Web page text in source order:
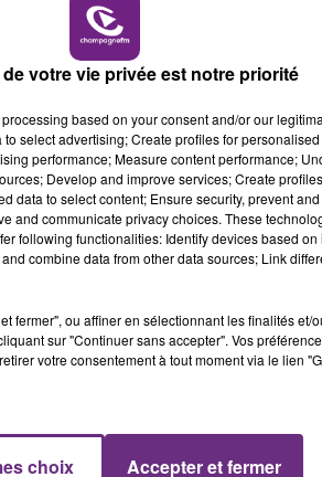
DU TRAVAIL RAPPELLE À
SUR LES CONDITIONS DE...
avéré être plus précoce que
du Travail en profite pour
de...
votre vie privée est notre priorité
based on your consent and/or our
select advertising; Create profiles for
performance; Measure content performance;
Develop and improve services; Create
data to select content; Ensure security, prevent
and communicate privacy choices. These
following functionalities: Identify devices based
combine data from other data sources; Link
fermer", ou affiner en sélectionnant les finalités et/
sur "Continuer sans accepter". Vos
votre consentement à tout moment via le lien
choix Accepter et fermer